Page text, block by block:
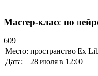
Мастер-класс по
609
Место: пространство Ex
Дата:
28 июля в 12:00